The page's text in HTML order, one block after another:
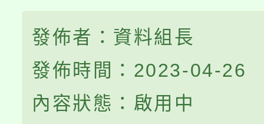
發佈者：資料組長
發佈時間：2023-04-26
內容狀態：啟用中